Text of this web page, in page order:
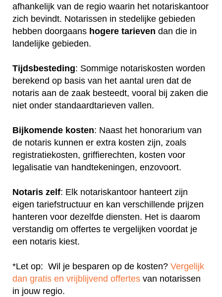
afhankelijk van de regio waarin het notariskantoor
zich bevindt. Notarissen in stedelijke gebieden
hebben doorgaans hogere tarieven dan die in
landelijke gebieden.
Tijdsbesteding: Sommige notariskosten worden
berekend op basis van het aantal uren dat de
notaris aan de zaak besteedt, vooral bij zaken die
niet onder standaardtarieven vallen.
Bijkomende kosten: Naast het honorarium van
de notaris kunnen er extra kosten zijn, zoals
registratiekosten, griffierechten, kosten voor
legalisatie van handtekeningen, enzovoort.
Notaris zelf: Elk notariskantoor hanteert zijn
eigen tariefstructuur en kan verschillende prijzen
hanteren voor dezelfde diensten. Het is daarom
verstandig om offertes te vergelijken voordat je
een notaris kiest.
*Let op: Wil je besparen op de kosten? Vergelijk
dan gratis en vrijblijvend offertes van notarissen
in jouw regio.